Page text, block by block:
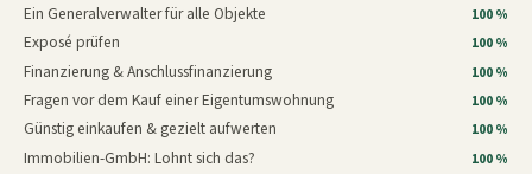
Ein Generalverwalter für alle Objekte 100 %
Exposé prüfen 100 %
Finanzierung & Anschlussfinanzierung 100 %
Fragen vor dem Kauf einer Eigentumswohnung 100 %
Günstig einkaufen & gezielt aufwerten 100 %
Immobilien-GmbH: Lohnt sich das? 100 %